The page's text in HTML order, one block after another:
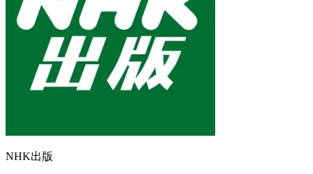
NHK出版